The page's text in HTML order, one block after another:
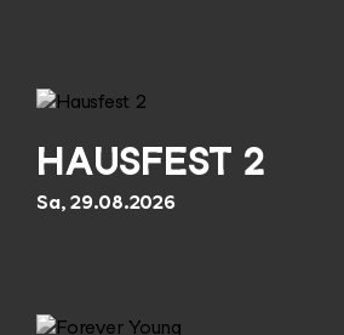
HAUSFEST 2
Sa, 29.08.2026